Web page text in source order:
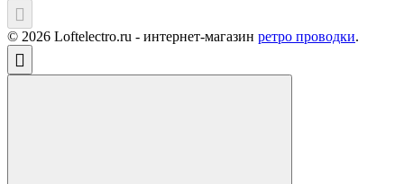
© 2026 Loftelectro.ru - интернет-магазин ретро проводки.